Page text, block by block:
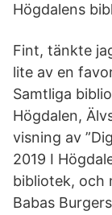
Högdalens
Fint, tänkte
lite av en
Samtliga
Högdalen,
visning av
2019 I
bibliotek, och
Babas